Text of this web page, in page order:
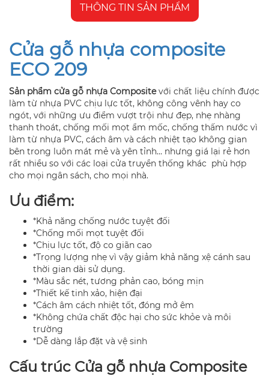
THÔNG TIN SẢN PHẨM
Cửa gỗ nhựa composite
ECO 209
Sản phẩm cửa gỗ nhựa Compositevới chất liệu chính được
làm từ nhựa PVC chịu lực tốt, không công vênh hay co
ngót, với những ưu điểm vượt trội như đẹp, nhẹ nhàng
thanh thoát, chống mối mọt ẩm mốc, chống thấm nước vì
làm từ nhựa PVC, cách âm và cách nhiệt tạo không gian
bên trong luôn mát mẻ và yên tỉnh… nhưng giá lại rẻ hơn
rất nhiều so với các loại cửa truyền thống khác phù hợp
cho mọi ngân sách, cho mọi nhà.
Ưu điểm:
*Khả năng chống nước tuyệt đối
*Chống mối mọt tuyệt đối
*Chịu lực tốt, độ co giãn cao
*Trọng lượng nhẹ vì vậy giảm khả năng xệ cánh sau
thời gian dài sử dụng.
*Màu sắc nét, tương phản cao, bóng mịn
*Thiết kế tinh xảo, hiện đại
*Cách âm cách nhiệt tốt, đóng mở êm
*Không chứa chất độc hại cho sức khỏe và môi
trường
*Dễ dàng lắp đặt và vệ sinh
Cấu trúc Cửa gỗ nhựa Composite